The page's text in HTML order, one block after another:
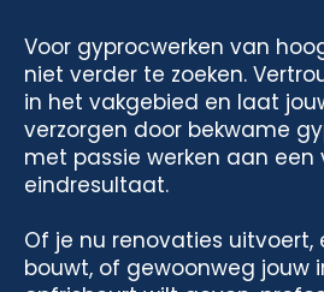
Voor gyprocwerken van
niet verder te zoeken.
in het vakgebied en laat
verzorgen door bekwame
met passie werken aan
eindresultaat.
Of je nu renovaties uitvoert,
bouwt, of gewoonweg jouw